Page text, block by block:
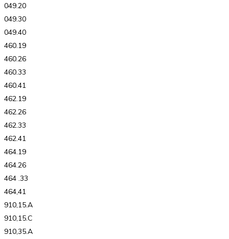
049.20
049.30
049.40
460.19
460.26
460.33
460.41
462.19
462.26
462.33
462.41
464.19
464.26
464 .33
464,41
910,15.A
910,15.C
910,35.A